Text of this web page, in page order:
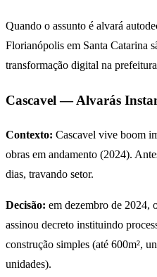
Quando o assunto é alvará
Florianópolis em Santa Catarina
transformação digital na
Cascavel — Alvarás
Contexto: Cascavel vive boom
obras em andamento (2024).
dias, travando setor.
Decisão: em dezembro de 2024,
assinou decreto instituindo
construção simples (até 600m²,
unidades).